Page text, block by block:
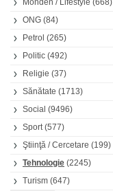
Monden / Lifestyle (668)
ONG (84)
Petrol (265)
Politic (492)
Religie (37)
Sănătate (1713)
Social (9496)
Sport(577)
Ştiinţă / Cercetare (199)
Tehnologie (2245)
Turism (647)